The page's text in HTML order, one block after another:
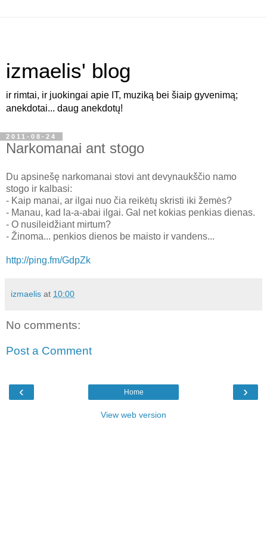
izmaelis' blog
ir rimtai, ir juokingai apie IT, muziką bei šiaip gyvenimą;
anekdotai... daug anekdotų!
2011-08-24
Narkomanai ant stogo
Du apsinešę narkomanai stovi ant devynaukščio namo
stogo ir kalbasi:
- Kaip manai, ar ilgai nuo čia reikėtų skristi iki žemės?
- Manau, kad la-a-abai ilgai. Gal net kokias penkias dienas.
- O nusileidžiant mirtum?
- Žinoma... penkios dienos be maisto ir vandens...
http://ping.fm/GdpZk
izmaelis at 10:00
No comments:
Post a Comment
‹ ›
Home
View web version